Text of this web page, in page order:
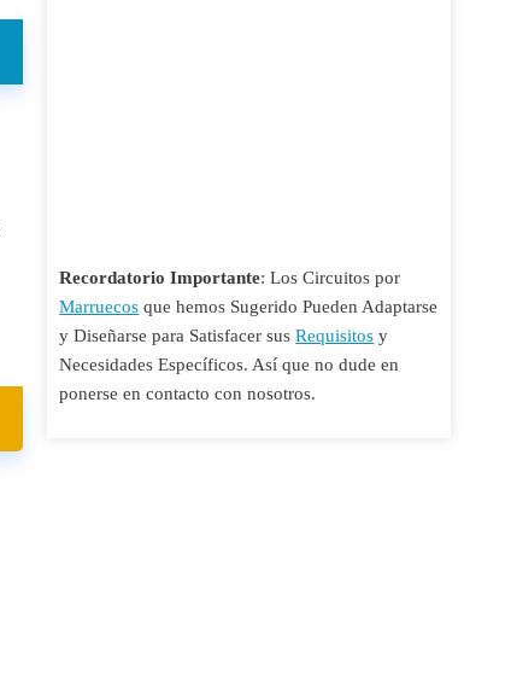
Recordatorio Importante: Los Circuitos por
Marruecos que hemos Sugerido Pueden Adaptarse
y Diseñarse para Satisfacer susRequisitos y
Necesidades Específicos. Así que no dude en
ponerse en contacto con nosotros.